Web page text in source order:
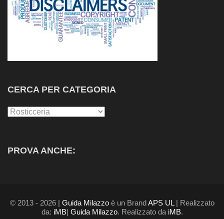
CERCA PER CATEGORIA
Cerca
PROVA ANCHE:
© 2013 - 2026 | Guida Milazzo è un BrandAPS UL| Realizzato
da: iMB| Guida Milazzo. Realizzato da iMB.